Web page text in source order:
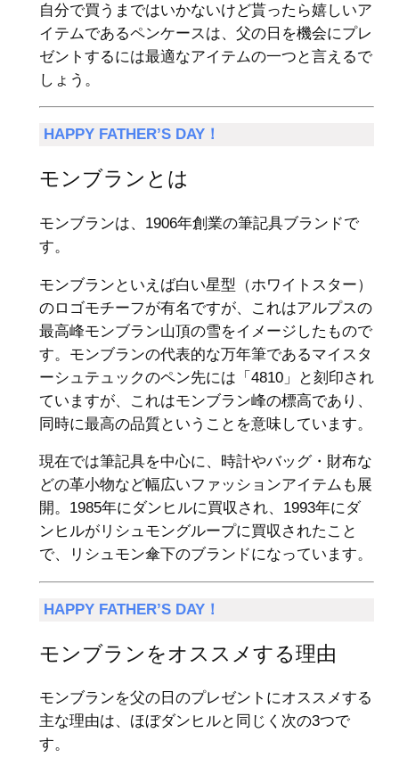
自分で買うまではいかないけど貰ったら嬉しいア
イテムであるペンケースは、父の日を機会にプレ
ゼントするには最適なアイテムの一つと言えるで
しょう。
HAPPY FATHER’S DAY！
モンブランとは
モンブランは、1906年創業の筆記具ブランドで
す。
モンブランといえば白い星型（ホワイトスター）
のロゴモチーフが有名ですが、これはアルプスの
最高峰モンブラン山頂の雪をイメージしたもので
す。モンブランの代表的な万年筆であるマイスタ
ーシュテュックのペン先には「4810」と刻印され
ていますが、これはモンブラン峰の標高であり、
同時に最高の品質ということを意味しています。
現在では筆記具を中心に、時計やバッグ・財布な
どの革小物など幅広いファッションアイテムも展
開。1985年にダンヒルに買収され、1993年にダ
ンヒルがリシュモングループに買収されたこと
で、リシュモン傘下のブランドになっています。
HAPPY FATHER’S DAY！
モンブランをオススメする理由
モンブランを父の日のプレゼントにオススメする
主な理由は、ほぼダンヒルと同じく次の3つで
す。